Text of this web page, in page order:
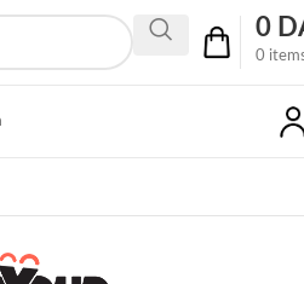
0
0